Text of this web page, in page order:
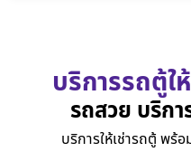
บริการรถตู้
รถสวย บริก
บริการให้เช่ารถตู้ พ